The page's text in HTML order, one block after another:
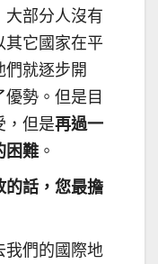
大部分人沒有
其它國家在平
們就逐步開
勢。但是目
，但是再過一
困難 。
的話，您最擔
我們的國際地